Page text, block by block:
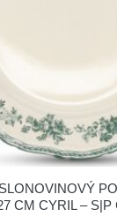
CM CYRIL – S|P